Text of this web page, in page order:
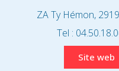
ZA Ty Hémon,
Tel :
Site web